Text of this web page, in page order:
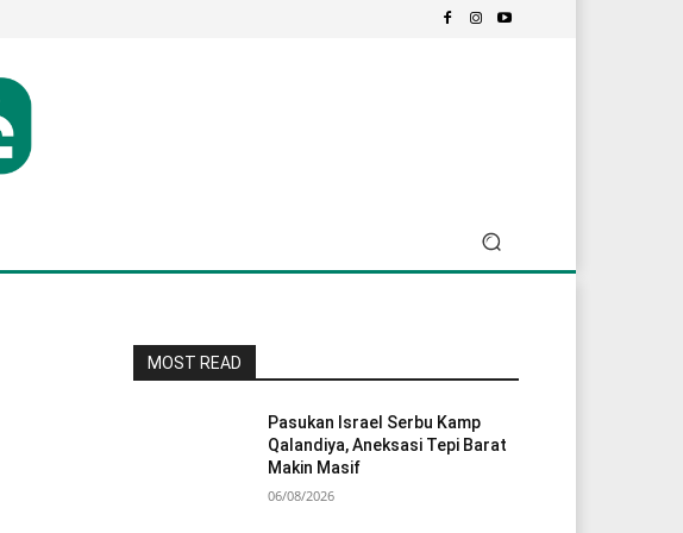
MOST READ
Pasukan Israel Serbu Kamp
Qalandiya, Aneksasi Tepi Barat
Makin Masif
06/08/2026